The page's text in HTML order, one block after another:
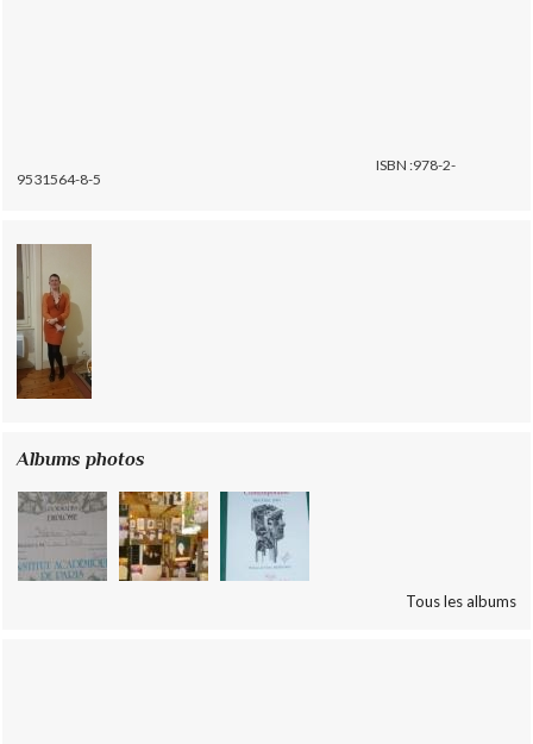
ISBN :978-2-
9531564-8-5
Albums photos
Tous les albums